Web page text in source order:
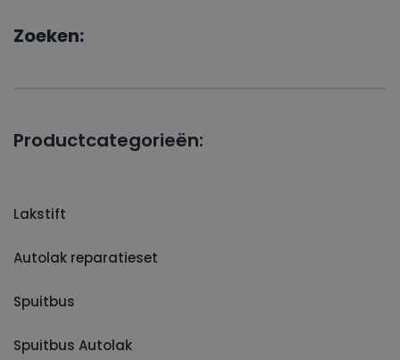
Zoeken:
Productcategorieën:
Lakstift
Autolak reparatieset
Spuitbus
Spuitbus Autolak